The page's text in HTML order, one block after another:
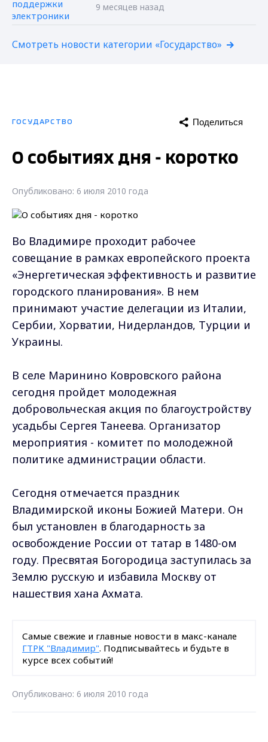
9 месяцев назад
Смотреть новости категории «Государство»
ГОСУДАРСТВО Поделиться
О событиях дня - коротко
Опубликовано: 6 июля 2010 года
Во Владимире проходит рабочее
совещание в рамках европейского проекта
«Энергетическая эффективность и развитие
городского планирования». В нем
принимают участие делегации из Италии,
Сербии, Хорватии, Нидерландов, Турции и
Украины.
В селе Маринино Ковровского района
сегодня пройдет молодежная
добровольческая акция по благоустройству
усадьбы Сергея Танеева. Организатор
мероприятия - комитет по молодежной
политике администрации области.
Сегодня отмечается праздник
Владимирской иконы Божией Матери. Он
был установлен в благодарность за
освобождение России от татар в 1480-ом
году. Пресвятая Богородица заступилась за
Землю русскую и избавила Москву от
нашествия хана Ахмата.
Самые свежие и главные новости в макс-канале
ГТРК "Владимир". Подписывайтесь и будьте в
курсе всех событий!
Опубликовано: 6 июля 2010 года